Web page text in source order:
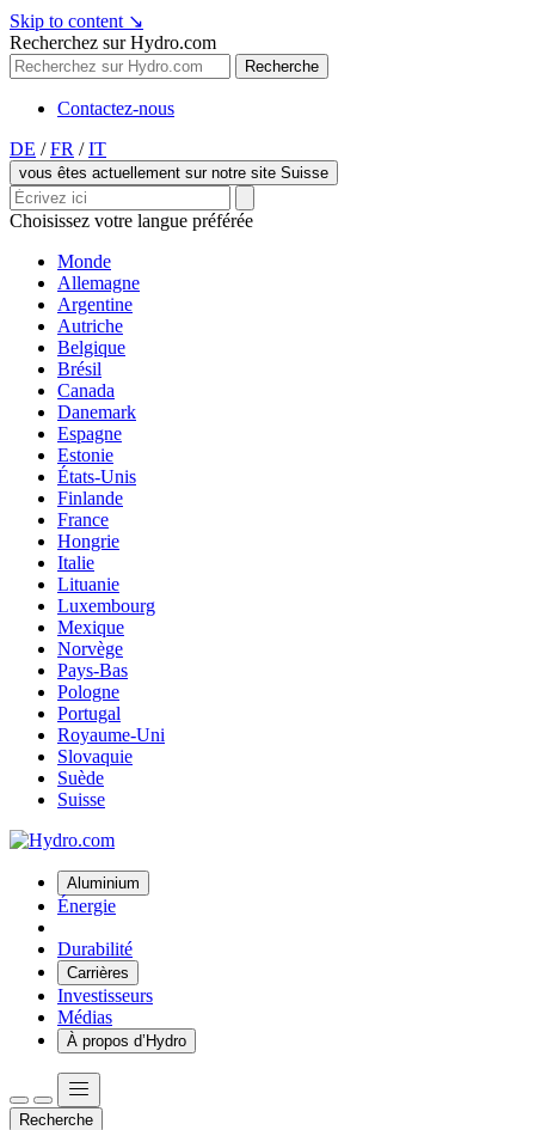
Skip to content ↘
Recherchez sur Hydro.com
Recherche
Contactez-nous
DE / FR / IT
vous êtes actuellement sur notre site Suisse
Choisissez votre langue préférée
Monde
Allemagne
Argentine
Autriche
Belgique
Brésil
Canada
Danemark
Espagne
Estonie
États-Unis
Finlande
France
Hongrie
Italie
Lituanie
Luxembourg
Mexique
Norvège
Pays-Bas
Pologne
Portugal
Royaume-Uni
Slovaquie
Suède
Suisse
Aluminium
Énergie
Durabilité
Carrières
Investisseurs
Médias
À propos d’Hydro
Recherche